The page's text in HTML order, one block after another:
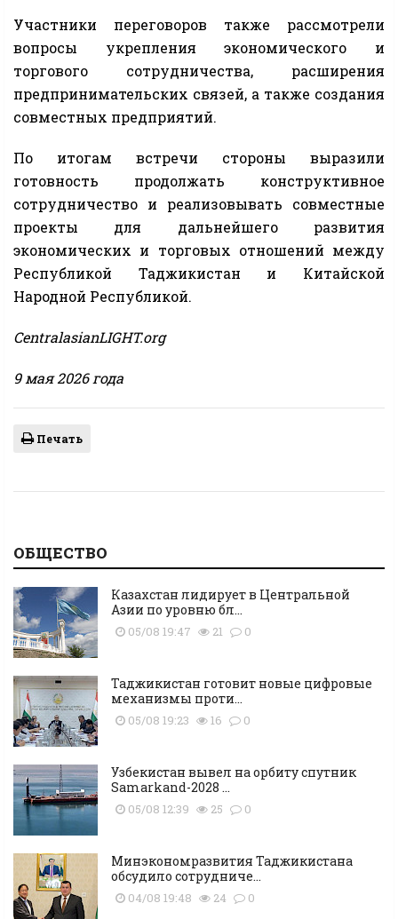
Участники переговоров также рассмотрели
вопросы укрепления экономического и
торгового сотрудничества, расширения
предпринимательских связей, а также создания
совместных предприятий.
По итогам встречи стороны выразили
готовность продолжать конструктивное
сотрудничество и реализовывать совместные
проекты для дальнейшего развития
экономических и торговых отношений между
Республикой Таджикистан и Китайской
Народной Республикой.
CentralasianLIGHT.org
9 мая 2026 года
Печать
ОБЩЕСТВО
Казахстан лидирует в Центральной
Азии по уровню бл...
05/08 19:47 21 0
Таджикистан готовит новые цифровые
механизмы проти...
05/08 19:23 16 0
Узбекистан вывел на орбиту спутник
Samarkand-2028 ...
05/08 12:39 25 0
Минэкономразвития Таджикистана
обсудило сотрудниче...
04/08 19:48 24 0